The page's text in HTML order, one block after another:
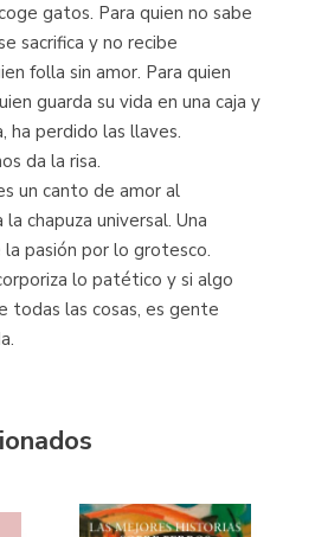
gatos. Para quien no sabe
sacrifica y no recibe
folla sin amor. Para quien
guarda su vida en una caja y
ha perdido las llaves.
da la risa.
un canto de amor al
chapuza universal. Una
pasión por lo grotesco.
lo patético y si algo
todas las cosas, es gente